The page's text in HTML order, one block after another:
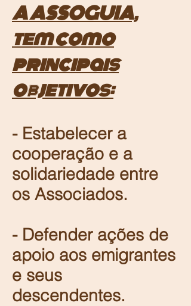
A ASSOGUIA,
tem como
principais
objetivos:
- Estabelecer a
cooperação e a
solidariedade entre
os Associados.
- Defender ações de
apoio aos emigrantes
e seus
descendentes.